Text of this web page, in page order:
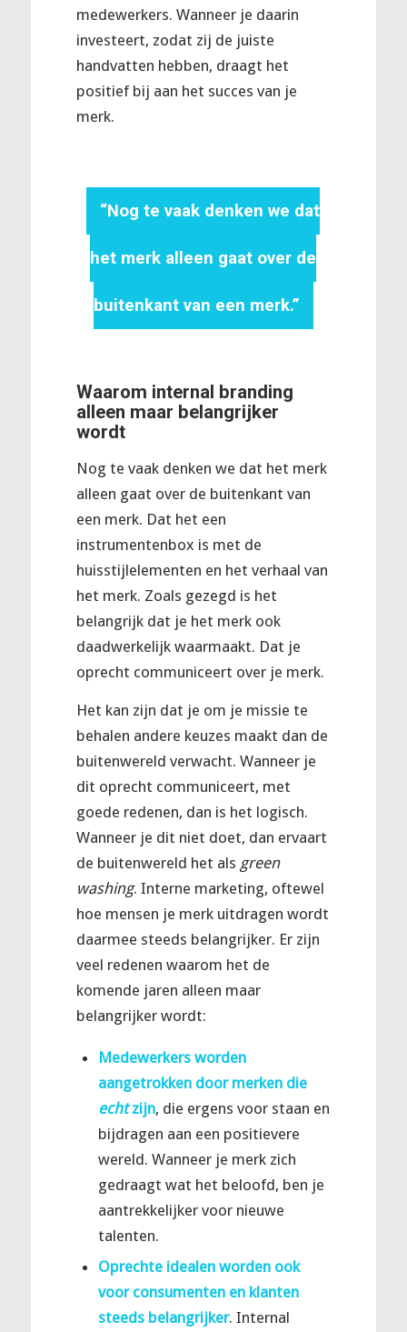
medewerkers. Wanneer je daarin
investeert, zodat zij de juiste
handvatten hebben, draagt het
positief bij aan het succes van je
merk.
“Nog te vaak denken we dat
het merk alleen gaat over de
buitenkant van een merk.”
Waarom internal branding
alleen maar belangrijker
wordt
Nog te vaak denken we dat het merk
alleen gaat over de buitenkant van
een merk. Dat het een
instrumentenbox is met de
huisstijlelementen en het verhaal van
het merk. Zoals gezegd is het
belangrijk dat je het merk ook
daadwerkelijk waarmaakt. Dat je
oprecht communiceert over je merk.
Het kan zijn dat je om je missie te
behalen andere keuzes maakt dan de
buitenwereld verwacht. Wanneer je
dit oprecht communiceert, met
goede redenen, dan is het logisch.
Wanneer je dit niet doet, dan ervaart
de buitenwereld het als green
washing. Interne marketing, oftewel
hoe mensen je merk uitdragen wordt
daarmee steeds belangrijker. Er zijn
veel redenen waarom het de
komende jaren alleen maar
belangrijker wordt:
Medewerkers worden
aangetrokken door merken die
echtzijn, die ergens voor staan en
bijdragen aan een positievere
wereld. Wanneer je merk zich
gedraagt wat het beloofd, ben je
aantrekkelijker voor nieuwe
talenten.
Oprechte idealen worden ook
voor consumenten en klanten
steeds belangrijker. Internal